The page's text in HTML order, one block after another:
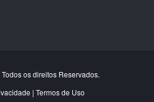
os direitos Reservados.
| Termos de Uso